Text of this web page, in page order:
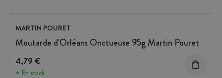
MARTIN POURET
Moutarde d'Orléans Onctueuse 95g Martin Pouret
4,79 €
En stock